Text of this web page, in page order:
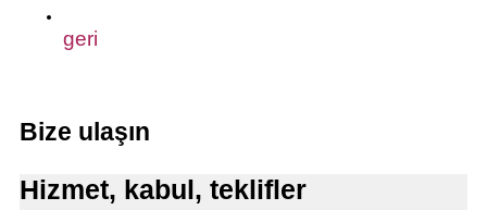
geri
Bize ulaşın
Hizmet, kabul, teklifler